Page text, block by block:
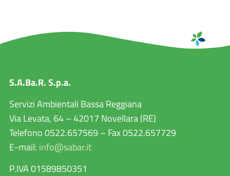
S.A.Ba.R. S.p.a.
Servizi Ambientali Bassa Reggiana
Via Levata, 64 – 42017 Novellara (RE)
Telefono 0522.657569 – Fax 0522.657729
E-mail: info@sabar.it
P.IVA 01589850351